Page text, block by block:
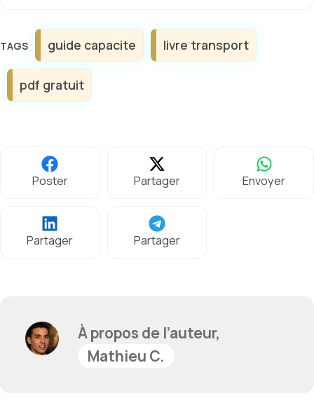
Étiquettes
guide capacite livre transport
pdf gratuit
Poster Partager Envoyer
Partager Partager
À propos de l’auteur,
Mathieu C.